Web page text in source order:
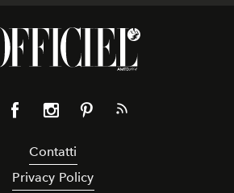
Contatti
Privacy Policy